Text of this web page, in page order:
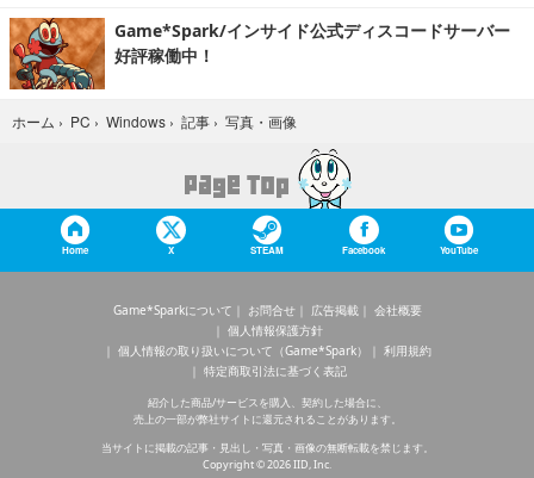
Game*Spark/インサイド公式ディスコードサーバー
好評稼働中！
ホーム › PC › Windows › 記事 › 写真・画像
Home X STEAM Facebook YouTube
Game*Sparkについて お問合せ 広告掲載
会社概要
個人情報保護方針
個人情報の取り扱いについて（Game*Spark）
利用規約
特定商取引法に基づく表記
紹介した商品/サービスを購入、契約した場合に、
売上の一部が弊社サイトに還元されることがあります。
当サイトに掲載の記事・見出し・写真・画像の無断転載を禁じます。
Copyright © 2026 IID, Inc.